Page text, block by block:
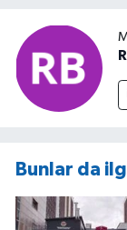
Bunlar da